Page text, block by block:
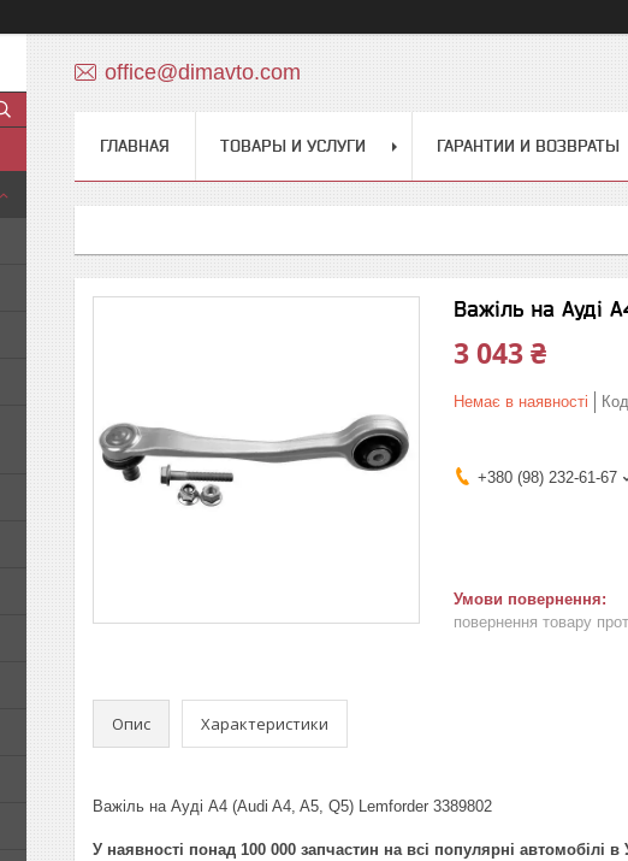
office@dimavto.com
ГЛАВНАЯ ТОВАРЫ И УСЛУГИ ГАРАНТИИ И ВОЗВРАТЫ
Важіль на Ауді
3 043 ₴
Немає в наявності
+380 (98) 232-61-67
повернення товару
Опис Характеристики
Важіль на Ауді A4 (Audi A4, A5, Q5) Lemforder 3389802
У наявності понад 100 000 запчастин на всі популярні автомобілі в